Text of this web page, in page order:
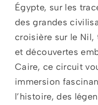
Égypte, sur les
des grandes
croisière sur le Nil,
et découvertes
Caire, ce circuit
immersion
l’histoire, des